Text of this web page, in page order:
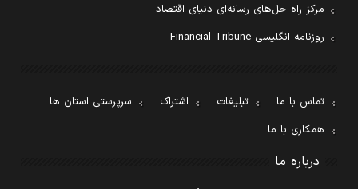
مرکز راه حل‌های رسانه‌ای دنیای اقتصاد
روزنامه انگلیسی Financial Tribune
تماس با ما تبلیغات اشتراک
سرپرستی استان ها
همکاری با ما
درباره ما